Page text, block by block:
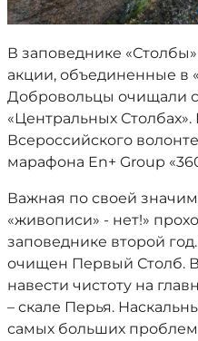
В заповеднике
акции, объединенные в
Добровольцы очищали
«Центральных
Всероссийского
марафона En+ Group
Важная по своей
«живописи» - нет!»
заповеднике второй
очищен Первый Столб.
навести чистоту на
– скале Перья.
самых больших проблем